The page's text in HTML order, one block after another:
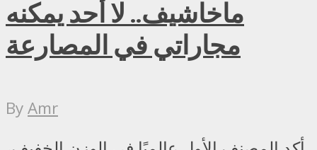
ماخاشيف.. لا أحد يمكنه
مجاراتي في المصارعة
ByAmr